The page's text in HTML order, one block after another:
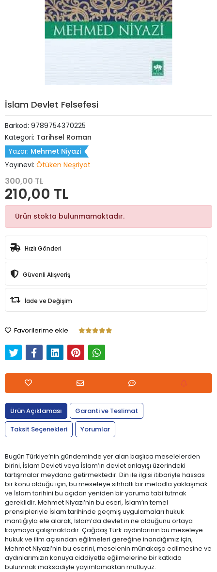
İslam Devlet Felsefesi
Barkod: 9789754370225
Kategori: Tarihsel Roman
Yazar: Mehmet Niyazi
Yayınevi: Ötüken Neşriyat
300,00 TL
210,00 TL
Ürün stokta bulunmamaktadır.
Hızlı Gönderi
Güvenli Alışveriş
İade ve Değişim
Favorilerime ekle
Ürün Açıklaması
Garanti ve Teslimat
Taksit Seçenekleri
Yorumlar
Bugün Türkiye’nin gündeminde yer alan başlıca meselelerden
birini, İslam Devleti veya İslam’ın devlet anlayışı üzerindeki
tartışmalar meydana getirmektedir. Din ile ilgisi itibariyle hassas
bir konu olduğu için, bu meseleye sıhhatli bir metodla yaklaşmak
ve İslam tarihini bu açıdan yeniden bir yoruma tabi tutmak
gereklidir. Mehmet Niyazi’nin bu eseri, İslam’ın temel
prensipleriyle İslam tarihinde geçmiş uygulamaları hukuk
mantığıyla ele alarak, İslam’da devlet in ne olduğunu ortaya
koymaya çalışmaktadır. Çağdaş Türk aydınlarının bu meseleye
hukuk ve ilim açısından eğilmeleri gereğine inandığımız için,
Mehmet Niyazi’nin bu eserini, meselenin münakaşa edilmesine ve
aydınlarımızın konuya ciddiyetle eğilmelerine bir katkıda
bulunmak maksadıyle yayımlamaktan mutluyuz.